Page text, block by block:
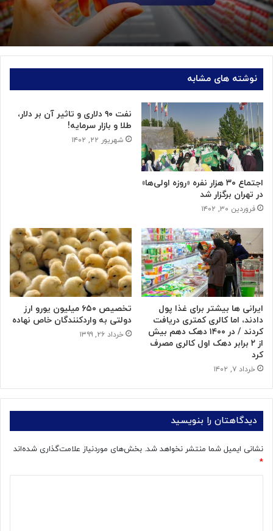
نوشته های مشابه
اجتماع ۳۰ هزار نفره «روزه اولی‌ها»
در تهران برگزار شد
فروردین ۳۰, ۱۴۰۲
نفت ۹۰ دلاری و تاثیر آن بر دلار،
طلا و بازار سرمایه!
شهریور ۲۲, ۱۴۰۲
ایرانی ها بیشتر برای غذا پول
دادند، اما کالری کمتری دریافت
کردند / در ۱۴۰۰ دهک دهم بیش
از ۲ برابر دهک اول کالری مصرف
کرد
خرداد ۷, ۱۴۰۲
تخصیص ۶۵۰ میلیون یورو ارز
دولتی به واردکنندگان خاص نهاده
خرداد ۲۶, ۱۳۹۹
دیدگاهتان را بنویسید
نشانی ایمیل شما منتشر نخواهد شد. بخش‌های موردنیاز علامت‌گذاری شده‌اند
*